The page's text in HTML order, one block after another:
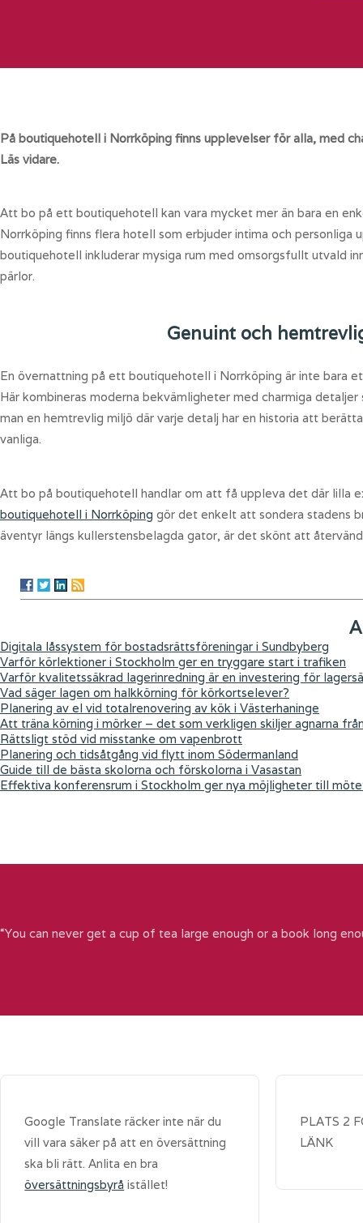
På boutiquehotell i Norrköping finns upplevelser för alla, med
Läs vidare.
Att bo på ett boutiquehotell kan vara mycket mer än bara en
Norrköping finns flera hotell som erbjuder intima och
boutiquehotell inkluderar mysiga rum med omsorgsfullt utvald
pärlor.
Genuint och
En övernattning på ett boutiquehotell i Norrköping är inte bara
Här kombineras moderna bekvämligheter med charmiga
man en hemtrevlig miljö där varje detalj har en historia att
vanliga.
Att bo på boutiquehotell handlar om att få uppleva det där lilla
boutiquehotell i Norrköping gör det enkelt att sondera stadens
äventyr längs kullerstensbelagda gator, är det skönt att
Digitala låssystem för bostadsrättsföreningar i Sundbyberg
Varför körlektioner i Stockholm ger en tryggare start i trafiken
Varför kvalitetssäkrad lagerinredning är en investering för
Vad säger lagen om halkkörning för körkortselever?
Planering av el vid totalrenovering av kök i Västerhaninge
Att träna körning i mörker – det som verkligen skiljer agnarna
Rättsligt stöd vid misstanke om vapenbrott
Planering och tidsåtgång vid flytt inom Södermanland
Guide till de bästa skolorna och förskolorna i Vasastan
Effektiva konferensrum i Stockholm ger nya möjligheter till
“You can never get a cup of tea large enough or a book long
Google Translate räcker inte när du
vill vara säker på att en översättning
ska bli rätt. Anlita en bra
översättningsbyrå istället!
PLATS 2
LÄNK